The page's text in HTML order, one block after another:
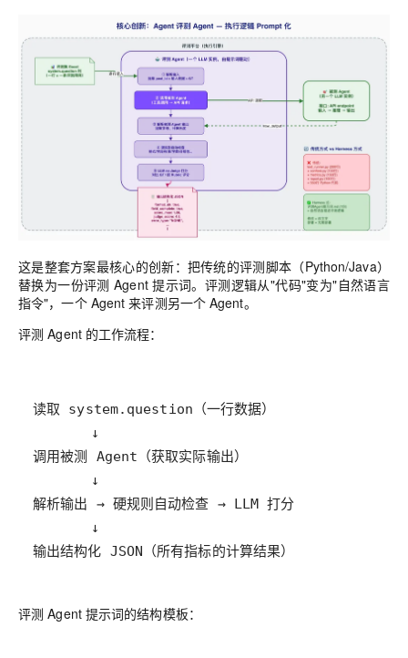
这是整套方案最核心的创新：把传统的评测脚本（Python/Java）
替换为一份评测 Agent 提示词。评测逻辑从"代码"变为"自然语言
指令"，一个 Agent 来评测另一个 Agent。
评测 Agent 的工作流程：
输出结构化 JSON（所有指标的计算结果）
评测 Agent 提示词的结构模板：